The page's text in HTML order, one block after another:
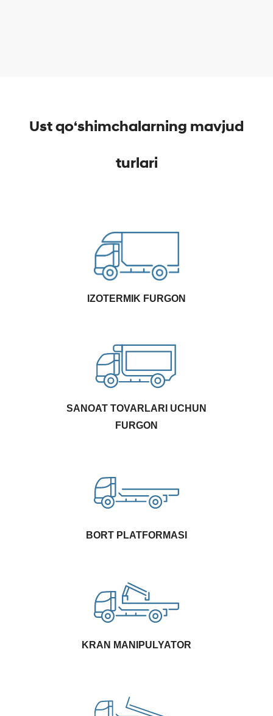
Ust qo‘shimchalarning mavjud
turlari
IZOTERMIK FURGON
SANOAT TOVARLARI UCHUN
FURGON
BORT PLATFORMASI
KRAN MANIPULYATOR